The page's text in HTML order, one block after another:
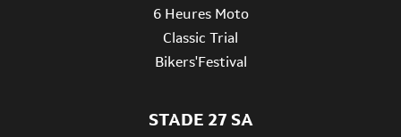
STADE 27 SA
6 Heures Moto
Classic Trial
Bikers'Festival